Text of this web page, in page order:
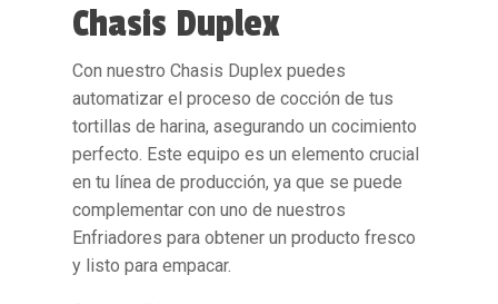
Chasis Duplex
Con nuestro Chasis Duplexpuedes
automatizar el proceso de cocción de tus
tortillas de harina, asegurando un cocimiento
perfecto. Este equipo es un elemento crucial
en tu línea de producción, ya que se puede
complementar con uno de nuestros
Enfriadores para obtener un producto fresco
y listo para empacar.